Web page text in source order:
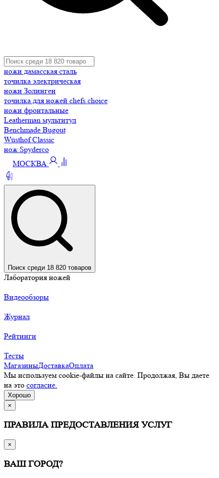
ножи дамасская сталь
точилка электрическая
ножи Золинген
точилка для ножей chefs choice
ножи фронтальные
Leatherman мультитул
Benchmade Bugout
Wüsthof Classic
нож Spyderco
МОСКВА
Поиск среди 18 820 товаров
Лаборатория ножей
Видеообзоры
Журнал
Рейтинги
Тесты
МагазиныДоставкаОплата
Мы используем cookie-файлы на сайте. Продолжая, Вы даете
на это согласие.
Хорошо
×
ПРАВИЛА ПРЕДОСТАВЛЕНИЯ УСЛУГ
×
ВАШ ГОРОД?